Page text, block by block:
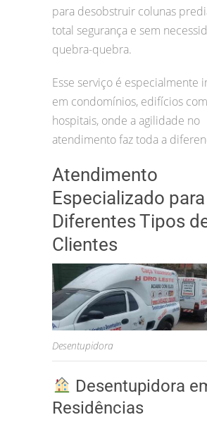
para desobstruir colunas
total segurança e sem
quebra-quebra.
Esse serviço é especialmente
em condomínios, edifícios
hospitais, onde a agilidade no
atendimento faz toda a
Atendimento
Especializado para
Diferentes Tipos
Clientes
Desentupidora
Desentupidora
Residências